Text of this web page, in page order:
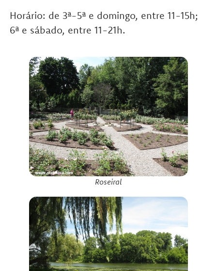
Horário: de 3ª-5ª e domingo, entre 11-15h;
6ª e sábado, entre 11-21h.
Roseiral